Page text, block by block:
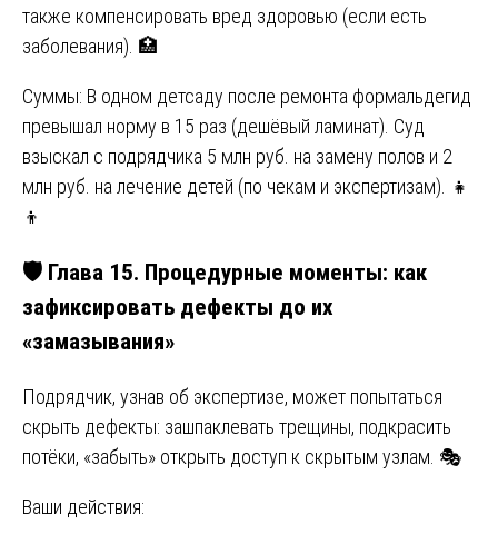
также компенсировать вред здоровью (если есть
заболевания). 🏥
Суммы: В одном детсаду после ремонта формальдегид
превышал норму в 15 раз (дешёвый ламинат). Суд
взыскал с подрядчика 5 млн руб. на замену полов и 2
млн руб. на лечение детей (по чекам и экспертизам). 👧
👦
🛡️ Глава 15. Процедурные моменты: как
зафиксировать дефекты до их
«замазывания»
Подрядчик, узнав об экспертизе, может попытаться
скрыть дефекты: зашпаклевать трещины, подкрасить
потёки, «забыть» открыть доступ к скрытым узлам. 🎭
Ваши действия: